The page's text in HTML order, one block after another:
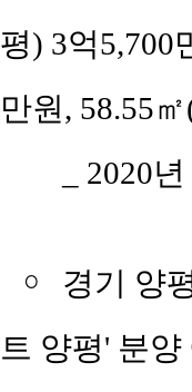
평) 3억5,700
만원, 58.55
_ 2020
￮
경기 양
트 양평' 분